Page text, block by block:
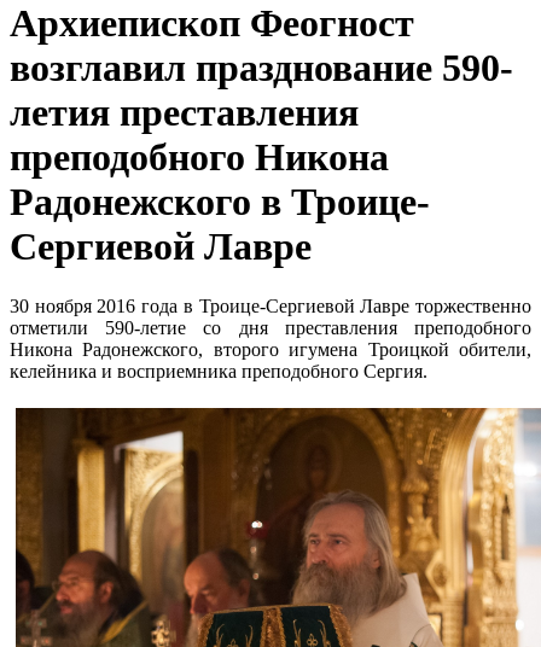
Архиепископ Феогност
возглавил празднование 590-
летия преставления
преподобного Никона
Радонежского в Троице-
Сергиевой Лавре
30 ноября 2016 года в Троице-Сергиевой Лавре торжественно
отметили 590-летие со дня преставления преподобного
Никона Радонежского, второго игумена Троицкой обители,
келейника и восприемника преподобного Сергия.